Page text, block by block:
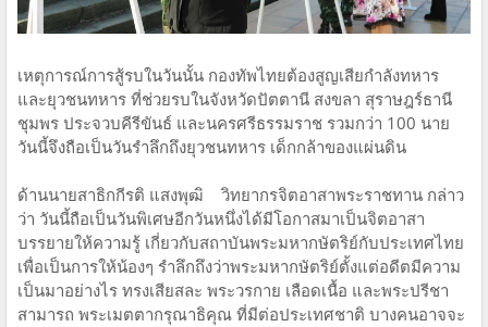
เหตุการณ์การสู้รบในวันนั้น กองทัพไทยต้องสูญเสียกำลังทหาร
และยุวชนทหาร ที่ช่วยรบในจังหวัดปัตตานี สงขลา สุราษฎร์ธานี
ชุมพร ประจวบคีรีขันธ์ และนครศรีธรรมราช รวมกว่า 100 นาย
วันนี้จึงถือเป็นวันรำลึกถึงยุวชนทหาร เด็กกล้าของแผ่นดิน
ด้านนายสาธิกกีรติ แสงพุฒิ วิทยากรจิตอาสาพระราชทาน กล่าว
ว่า วันนี้ถือเป็นวันพิเศษอีกวันหนึ่งได้มีโอกาสมาเป็นจิตอาสา
บรรยายให้ความรู้ เกี่ยวกับสถาบันพระมหากษัตริย์กับประเทศไทย
เพื่อเป็นการให้น้องๆ รำลึกถึงว่าพระมหากษัตริย์ตั้งแต่อดีตมีความ
เป็นมาอย่างไร ทรงเสียสละ พระวรกาย เลือดเนื้อ และพระปรีชา
สามารถ พระเมตตากรุณาธิคุณ ที่มีต่อประเทศชาติ บางคนอาจจะ